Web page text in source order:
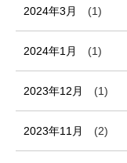
2024年3月 (1)
2024年1月 (1)
2023年12月 (1)
2023年11月 (2)